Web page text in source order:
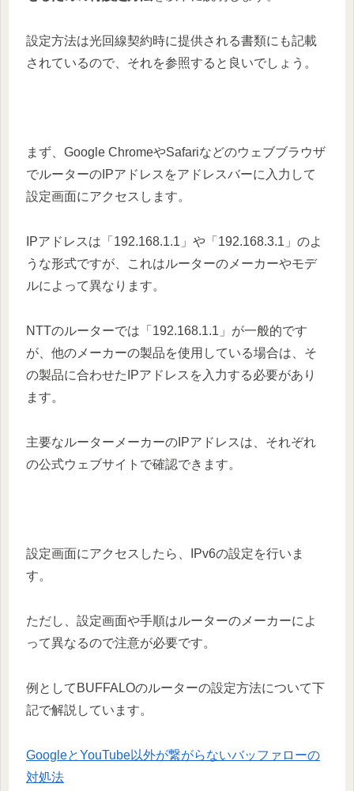
設定方法は光回線契約時に提供される書類にも記載
されているので、それを参照すると良いでしょう。
まず、Google ChromeやSafariなどのウェブブラウザ
でルーターのIPアドレスをアドレスバーに入力して
設定画面にアクセスします。
IPアドレスは「192.168.1.1」や「192.168.3.1」のよ
うな形式ですが、これはルーターのメーカーやモデ
ルによって異なります。
NTTのルーターでは「192.168.1.1」が一般的です
が、他のメーカーの製品を使用している場合は、そ
の製品に合わせたIPアドレスを入力する必要があり
ます。
主要なルーターメーカーのIPアドレスは、それぞれ
の公式ウェブサイトで確認できます。
設定画面にアクセスしたら、IPv6の設定を行いま
す。
ただし、設定画面や手順はルーターのメーカーによ
って異なるので注意が必要です。
例としてBUFFALOのルーターの設定方法について下
記で解説しています。
GoogleとYouTube以外が繋がらないバッファローの
対処法